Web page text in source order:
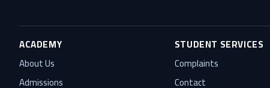
ACADEMY
About Us
Admissions
STUDENT SERVICES
Complaints
Contact